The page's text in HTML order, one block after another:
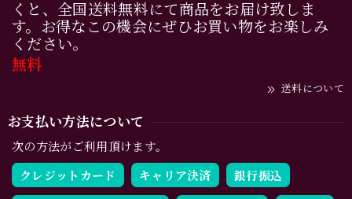
くと、全国送料無料にて商品をお届け致しま
す。お得なこの機会にぜひお買い物をお楽しみ
ください。
無料
送料について
お支払い方法について
次の方法がご利用頂けます。
クレジットカード
キャリア決済 銀行振込